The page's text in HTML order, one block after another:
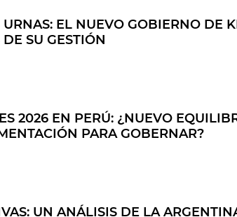
URNAS: EL NUEVO GOBIERNO DE
SU GESTIÓN
2026 EN PERÚ: ¿NUEVO
PARA GOBERNAR?
UN ANÁLISIS DE LA